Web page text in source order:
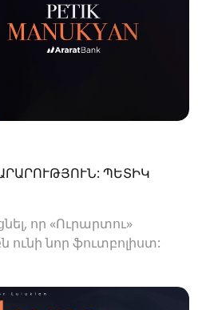
ՊԵՏԻԿ
որ «Ուրարտու»
ունի նոր ֆուտբոլիստ: